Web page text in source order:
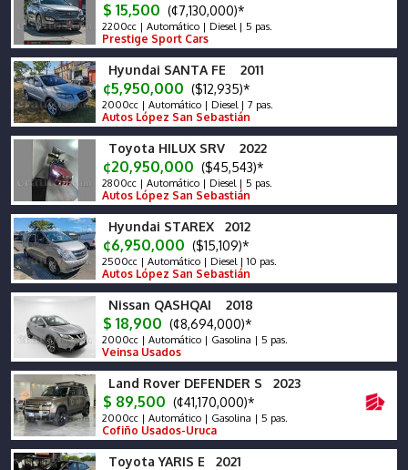
$ 15,500 (¢7,130,000)*
2200cc | Automático | Diesel | 5 pas.
Prestige Sport Cars
Hyundai SANTA FE 2011
¢5,950,000 ($12,935)*
2000cc | Automático | Diesel | 7 pas.
Autos López San Sebastián
Toyota HILUX SRV 2022
¢20,950,000 ($45,543)*
2800cc | Automático | Diesel | 5 pas.
Autos López San Sebastián
Hyundai STAREX 2012
¢6,950,000 ($15,109)*
2500cc | Automático | Diesel | 10 pas.
Autos López San Sebastián
Nissan QASHQAI 2018
$ 18,900 (¢8,694,000)*
2000cc | Automático | Gasolina | 5 pas.
Veinsa Usados
Land Rover DEFENDER S 2023
$ 89,500 (¢41,170,000)*
2000cc | Automático | Gasolina | 5 pas.
Cofiño Usados-Uruca
Toyota YARIS E 2021